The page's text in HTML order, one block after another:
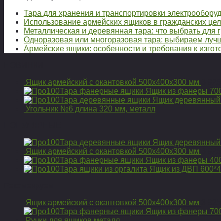
Тара для хранения и транспортировки
Использование армейских ящиков в гражданских
Металлическая и деревянная тара: что выбрать для
Одноразовая или многоразовая тара: выбираем
Армейские ящики: особенности и требования к
Ящик армейский с окантовкой 500х400х300 мм
Ящик из фанеры
Ящик
Угольник №6 длина 320 мм, металл
Ящик
Ящик армейский с окантовкой 500х400х300 мм
Ящик из фанеры
Ящик из ДВП
Ящик армейский с окантовкой 500х400х300 мм
Ящик из фанеры